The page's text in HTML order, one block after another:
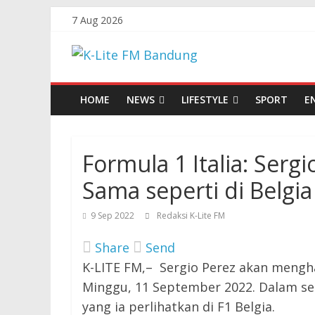
Skip
content
7 Aug 2026
K-
Lite
Bandung
HOME NEWS LIFESTYLE SPORT
Formula 1 Italia:
Sama seperti di Belgia
9 Sep 2022 Redaksi K-Lite FM
Share
Send
K-LITE FM,– Sergio Perez akan
Minggu, 11 September 2022. Dalam
yang ia perlihatkan di F1 Belgia.